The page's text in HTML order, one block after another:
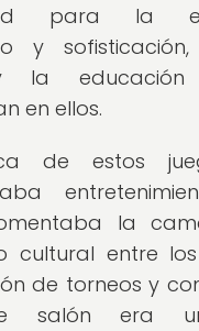
para la
y
la educación
en ellos.
de estos
la
cultural entre
de torneos y
salón era